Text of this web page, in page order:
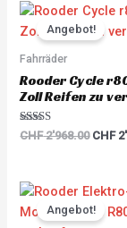
Angebot!
Fahrräder
Rooder Cycle
Zoll Reifen zu
Rated
5.00
CHF2'968.00
price
was:
CHF
Angebot!
Original
price
was: